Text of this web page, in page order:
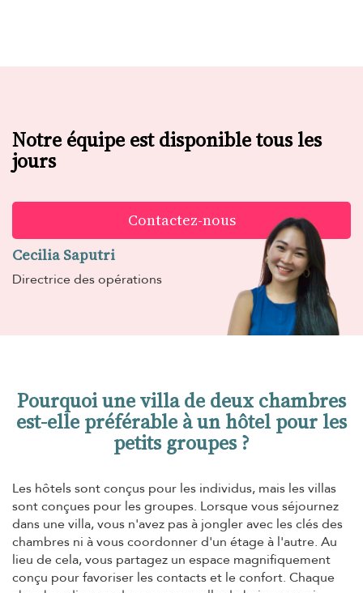
Notre équipe est disponible tous les
jours
Contactez-nous
Cecilia Saputri
Directrice des opérations
Pourquoi une villa de deux chambres
est-elle préférable à un hôtel pour les
petits groupes ?
Les hôtels sont conçus pour les individus, mais les villas
sont conçues pour les groupes. Lorsque vous séjournez
dans une villa, vous n'avez pas à jongler avec les clés des
chambres ni à vous coordonner d'un étage à l'autre. Au
lieu de cela, vous partagez un espace magnifiquement
conçu pour favoriser les contacts et le confort. Chaque